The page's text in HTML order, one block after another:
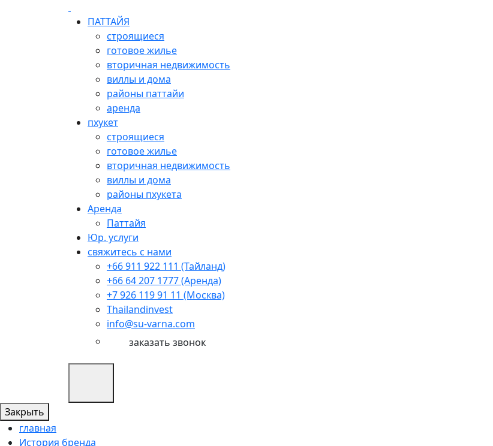
ПАТТАЙЯ
строящиеся
готовое жилье
вторичная недвижимость
виллы и дома
районы паттайи
аренда
пхукет
строящиеся
готовое жилье
вторичная недвижимость
виллы и дома
районы пхукета
Аренда
Паттайя
Юр. услуги
свяжитесь с нами
+66 911 922 111 (Тайланд)
+66 64 207 1777 (Аренда)
+7 926 119 91 11 (Москва)
Thailandinvest
info@su-varna.com
заказать звонок
Закрыть
главная
История бренда